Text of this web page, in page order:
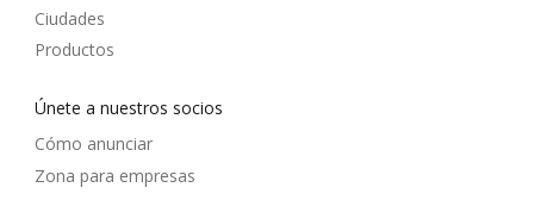
Ciudades
Productos
Únete a nuestros socios
Cómo anunciar
Zona para empresas